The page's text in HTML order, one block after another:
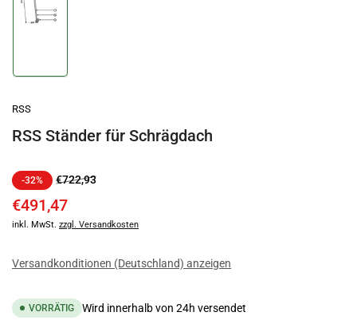
Bild
RSS
RSS Ständer für Schrägdach
Normaler
Preis
-32% €722,93Ausverkaufspreis
€491,47
inkl. MwSt. zzgl. Versandkosten
Versandkonditionen (Deutschland) anzeigen
VORRÄTIG Wird innerhalb von 24h versendet